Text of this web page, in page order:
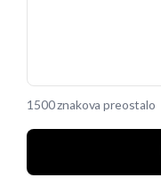
1500 znakova preostalo